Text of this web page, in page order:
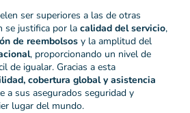
ser superiores a las de otras
se justifica por la calidad del servicio,
de reembolsos y la amplitud del
, proporcionando un nivel de
de igualar. Gracias a esta
cobertura global y asistencia
a sus asegurados seguridad y
lugar del mundo.